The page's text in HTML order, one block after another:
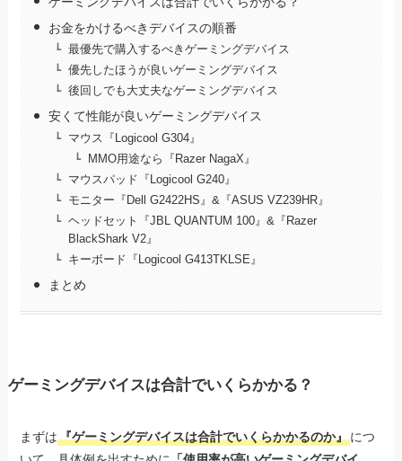
お金をかけるべきデバイスの順番
最優先で購入するべきゲーミングデバイス
優先したほうが良いゲーミングデバイス
後回しでも大丈夫なゲーミングデバイス
安くて性能が良いゲーミングデバイス
マウス『Logicool G304』
MMO用途なら『Razer NagaX』
マウスパッド『Logicool G240』
モニター『Dell G2422HS』&『ASUS VZ239HR』
ヘッドセット『JBL QUANTUM 100』&『Razer
BlackShark V2』
キーボード『Logicool G413TKLSE』
まとめ
ゲーミングデバイスは合計でいくらかかる？
まずは『ゲーミングデバイスは合計でいくらかかるのか』につ